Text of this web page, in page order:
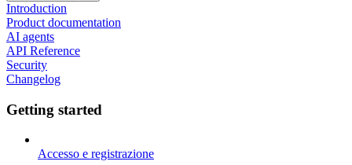
Introduction
Product documentation
AI agents
API Reference
Security
Changelog
Getting started
Accesso e registrazione